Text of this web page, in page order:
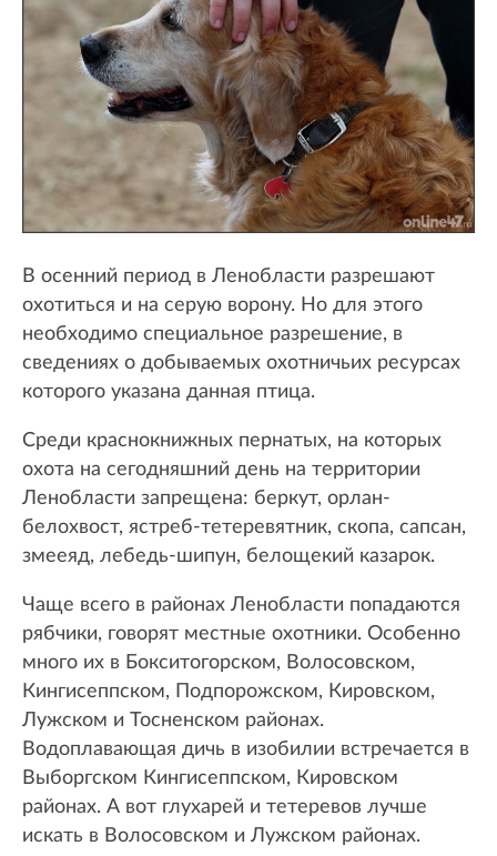
В осенний период в Ленобласти разрешают
охотиться и на серую ворону. Но для этого
необходимо специальное разрешение, в
сведениях о добываемых охотничьих ресурсах
которого указана данная птица.
Среди краснокнижных пернатых, на которых
охота на сегодняшний день на территории
Ленобласти запрещена: беркут, орлан-
белохвост, ястреб-тетеревятник, скопа, сапсан,
змееяд, лебедь-шипун, белощекий казарок.
Чаще всего в районах Ленобласти попадаются
рябчики, говорят местные охотники. Особенно
много их в Бокситогорском, Волосовском,
Кингисеппском, Подпорожском, Кировском,
Лужском и Тосненском районах.
Водоплавающая дичь в изобилии встречается в
Выборгском Кингисеппском, Кировском
районах. А вот глухарей и тетеревов лучше
искать в Волосовском и Лужском районах.